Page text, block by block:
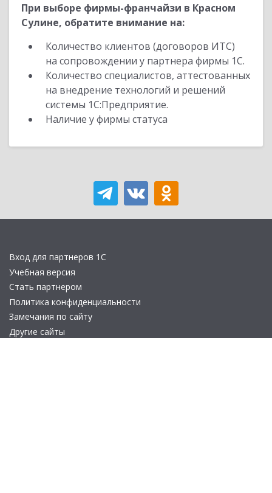
При выборе фирмы-франчайзи в Красном
Сулине, обратите внимание на:
Количество клиентов (договоров ИТС)
на сопровождении у партнера фирмы 1С.
Количество специалистов, аттестованных
на внедрение технологий и решений
системы 1С:Предприятие.
Наличие у фирмы статуса
Вход для партнеров 1С
Учебная версия
Стать партнером
Политика конфиденциальности
Замечания по сайту
Другие сайты